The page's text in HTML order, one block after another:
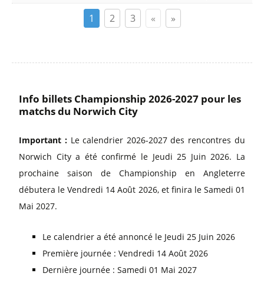
1 2 3 « »
Info billets Championship 2026-2027 pour les
matchs du Norwich City
Important :Le calendrier 2026-2027 des rencontres du
Norwich City a été confirmé le Jeudi 25 Juin 2026. La
prochaine saison de Championship en Angleterre
débutera le Vendredi 14 Août 2026, et finira le Samedi 01
Mai 2027.
Le calendrier a été annoncé le Jeudi 25 Juin 2026
Première journée : Vendredi 14 Août 2026
Dernière journée : Samedi 01 Mai 2027